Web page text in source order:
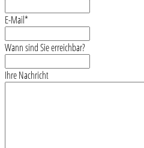
E-Mail*
Wann sind Sie erreichbar?
Ihre Nachricht